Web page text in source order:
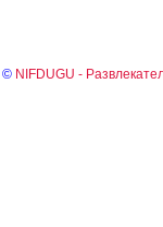
© NIFDUGU -